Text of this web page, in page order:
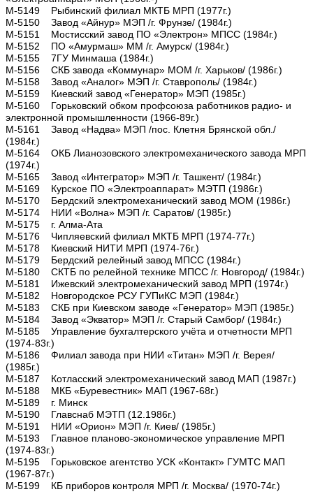
М-5149 Рыбинский филиал МКТБ МРП (1977г.)
М-5150 Завод «Айнур» МЭП /г. Фрунзе/ (1984г.)
М-5151 Мостисский завод ПО «Электрон» МПСС (1984г.)
М-5152 ПО «Амурмаш» ММ /г. Амурск/ (1984г.)
М-5155 7ГУ Минмаша (1984г.)
М-5156 СКБ завода «Коммунар» МОМ /г. Харьков/ (1986г.)
М-5158 Завод «Аналог» МЭП /г. Ставрополь/ (1984г.)
М-5159 Киевский завод «Генератор» МЭП (1985г.)
М-5160 Горьковский обком профсоюза работников радио- и
электронной промышленности (1966-89г.)
М-5161 Завод «Надва» МЭП /пос. Клетня Брянской обл./
(1984г.)
М-5164 ОКБ Лианозовского электромеханического завода МРП
(1974г.)
М-5165 Завод «Интегратор» МЭП /г. Ташкент/ (1984г.)
М-5169 Курское ПО «Электроаппарат» МЭТП (1986г.)
М-5170 Бердский электромеханический завод МОМ (1986г.)
М-5174 НИИ «Волна» МЭП /г. Саратов/ (1985г.)
М-5175 г. Алма-Ата
М-5176 Чипляевский филиал МКТБ МРП (1974-77г.)
М-5178 Киевский НИТИ МРП (1974-76г.)
М-5179 Бердский релейный завод МПСС (1984г.)
М-5180 СКТБ по релейной технике МПСС /г. Новгород/ (1984г.)
М-5181 Ижевский электромеханический завод МРП (1974г.)
М-5182 Новгородское РСУ ГУПиКС МЭП (1984г.)
М-5183 СКБ при Киевском заводе «Генератор» МЭП (1985г.)
М-5184 Завод «Экватор» МЭП /г. Старый Самбор/ (1984г.)
М-5185 Управление бухгалтерского учёта и отчетности МРП
(1974-83г.)
М-5186 Филиал завода при НИИ «Титан» МЭП /г. Верея/
(1985г.)
М-5187 Котласский электромеханический завод МАП (1987г.)
М-5188 МКБ «Буревестник» МАП (1967-68г.)
М-5189 г. Минск
М-5190 Главснаб МЭТП (12.1986г.)
М-5191 НИИ «Орион» МЭП /г. Киев/ (1985г.)
М-5193 Главное планово-экономическое управление МРП
(1974-83г.)
М-5195 Горьковское агентство УСК «Контакт» ГУМТС МАП
(1967-87г.)
М-5199 КБ приборов контроля МРП /г. Москва/ (1970-74г.)